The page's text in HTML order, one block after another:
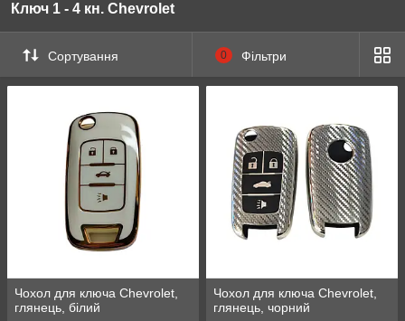
Ключ 1 - 4 кн. Chevrolet
Сортування 0 Фільтри
Чохол для ключа Chevrolet,
глянець, білий
Чохол для ключа Chevrolet,
глянець, чорний